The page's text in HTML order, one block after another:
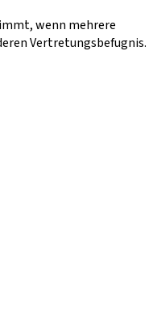
wenn mehrere
Vertretungsbefugnis.